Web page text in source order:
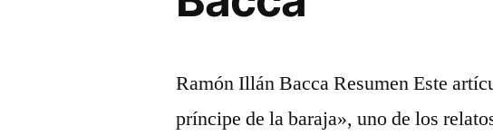
Ramón Illán Bacca Resumen Este
príncipe de la baraja», uno de los